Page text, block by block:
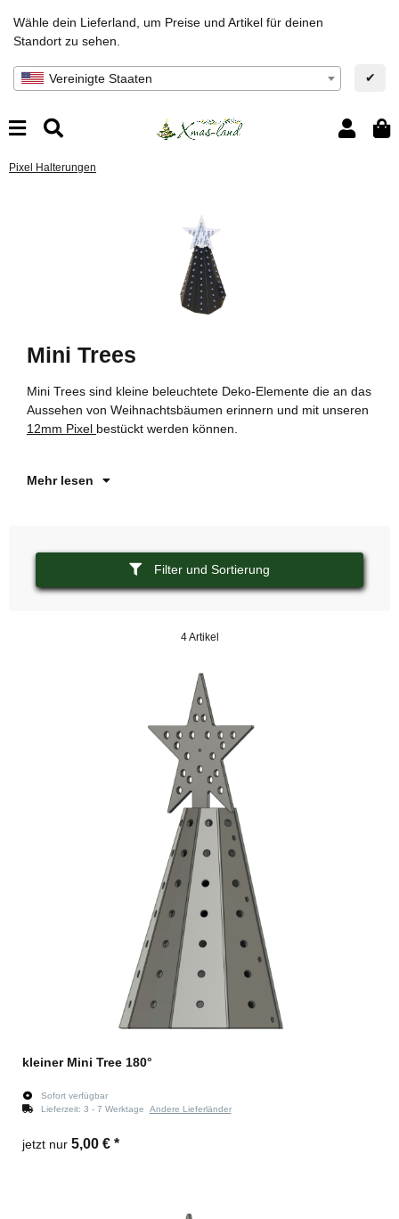
Wähle dein Lieferland, um Preise und Artikel für deinen
Standort zu sehen.
Vereinigte Staaten ✔
Pixel Halterungen
Mini Trees
Mini Trees sind kleine beleuchtete Deko-Elemente die an das
Aussehen von Weihnachtsbäumen erinnern und mit unseren
12mm Pixel bestückt werden können.
Mehr lesen
Filter und Sortierung
4 Artikel
kleiner Mini Tree 180°
Sofort verfügbar
Lieferzeit: 3 - 7 Werktage Andere Lieferländer
jetzt nur 5,00 € *